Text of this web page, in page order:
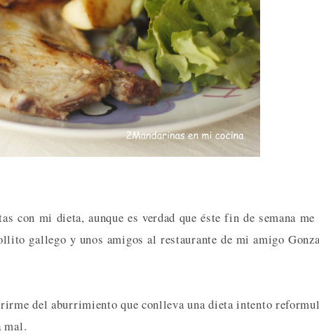
con mi dieta, aunque es verdad que éste fin de semana me
gallego y unos amigos al restaurante de mi amigo
del aburrimiento que conlleva una dieta intento
mal.